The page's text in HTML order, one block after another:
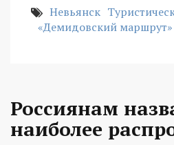
Невьянск
«Демидовский маршрут»
Россиянам
наиболее